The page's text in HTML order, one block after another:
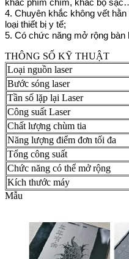
khắc phím chìm, khắc bộ
4. Chuyên khắc không vết
loại thiết bị y tế;
5. Có chức năng mở rộng bàn
THÔNG SỐ KỸ THUẬT
Loại nguồn laser
Bước sóng laser
Tần số lặp lại Laser
Công suất Laser
Chất lượng chùm tia
Năng lượng điểm đơn tối đa
Tổng công suất
Chức năng có thể mở rộng
Kích thước máy
Mẫu